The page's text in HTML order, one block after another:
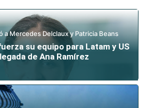
a Mercedes Delclaux y Patricia Beans
su equipo para Latam y US
de Ana Ramírez